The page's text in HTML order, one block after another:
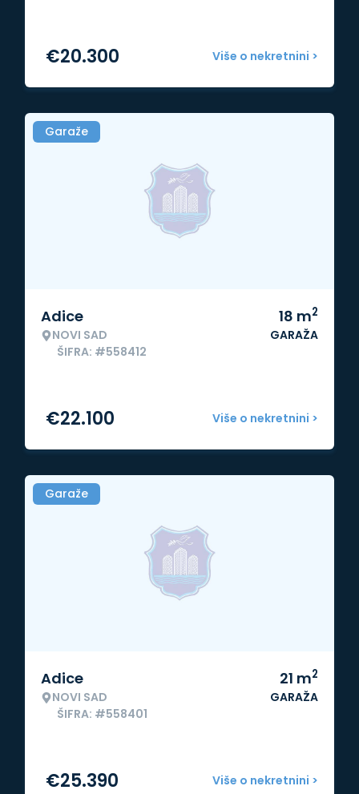
Više o nekretnini >
€20.300
Garaže
Adice
NOVI SAD
ŠIFRA: #558412
18 m2
GARAŽA
Više o nekretnini >
€22.100
Garaže
Adice
NOVI SAD
ŠIFRA: #558401
21 m2
GARAŽA
Više o nekretnini >
€25.390